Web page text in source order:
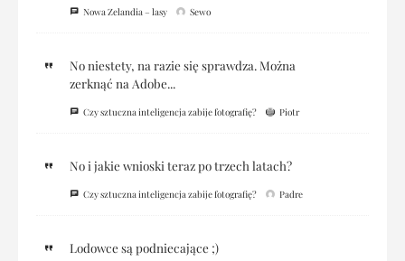
Nowa Zelandia – lasy Sewo
No niestety, na razie się sprawdza. Można
zerknąć na Adobe...
Czy sztuczna inteligencja zabije fotografię? Piotr
No i jakie wnioski teraz po trzech latach?
Czy sztuczna inteligencja zabije fotografię? Padre
Lodowce są podniecające ;)